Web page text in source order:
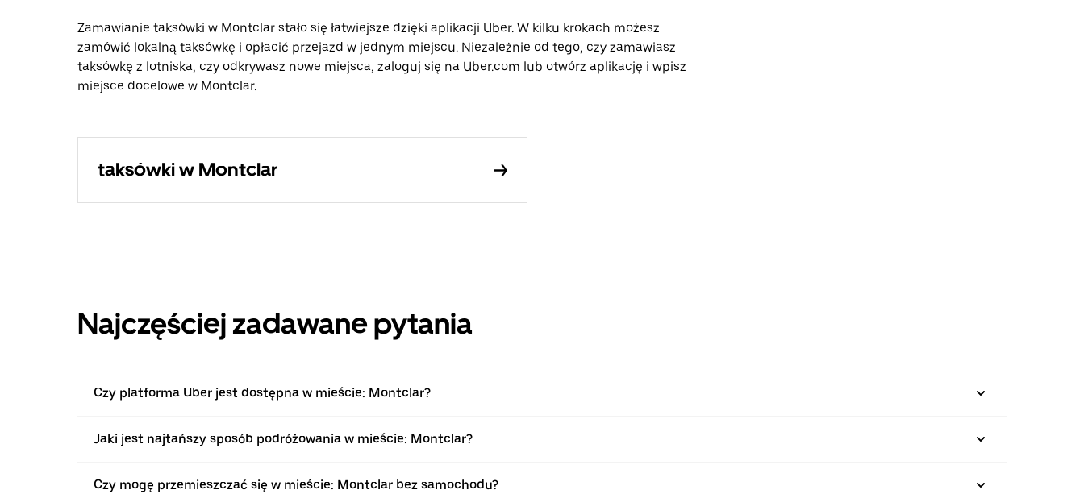
Zamawianie taksówki w Montclar stało się łatwiejsze dzięki aplikacji Uber. W kilku krokach możesz
zamówić lokalną taksówkę i opłacić przejazd w jednym miejscu. Niezależnie od tego, czy zamawiasz
taksówkę z lotniska, czy odkrywasz nowe miejsca, zaloguj się na Uber.com lub otwórz aplikację i wpisz
miejsce docelowe w Montclar.
taksówki w Montclar
Najczęściej zadawane pytania
Czy platforma Uber jest dostępna w mieście: Montclar?
Jaki jest najtańszy sposób podróżowania w mieście: Montclar?
Czy mogę przemieszczać się w mieście: Montclar bez samochodu?